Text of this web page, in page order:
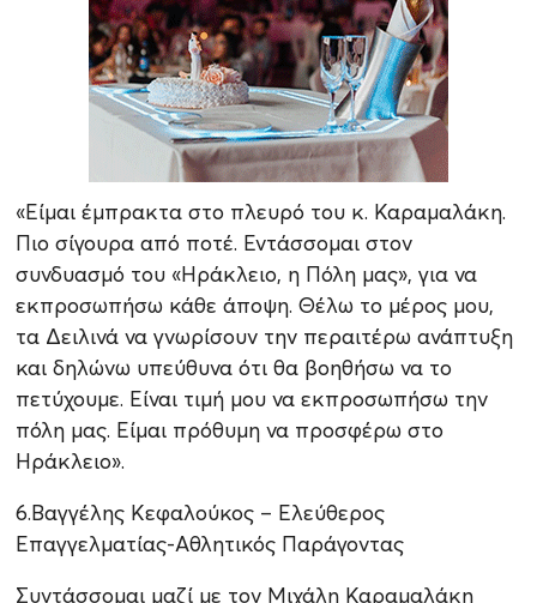
«Είμαι έμπρακτα στο πλευρό του κ. Καραμαλάκη.
Πιο σίγουρα από ποτέ. Εντάσσομαι στον
συνδυασμό του «Ηράκλειο, η Πόλη μας», για να
εκπροσωπήσω κάθε άποψη. Θέλω το μέρος μου,
τα Δειλινά να γνωρίσουν την περαιτέρω ανάπτυξη
και δηλώνω υπεύθυνα ότι θα βοηθήσω να το
πετύχουμε. Είναι τιμή μου να εκπροσωπήσω την
πόλη μας. Είμαι πρόθυμη να προσφέρω στο
Ηράκλειο».
6.Βαγγέλης Κεφαλούκος – Ελεύθερος
Επαγγελματίας-Αθλητικός Παράγοντας
Συντάσσομαι μαζί με τον Μιχάλη Καραμαλάκη